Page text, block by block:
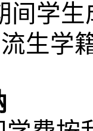
间学生
生学